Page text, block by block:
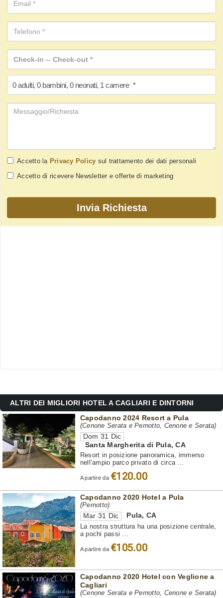
0 adulti, 0 bambini, 0 neonati, 1 camere *
Accetto la Privacy Policy sul trattamento dei dati personali
Accetto di ricevere Newsletter e offerte di marketing
ALTRI DEI MIGLIORI HOTEL A CAGLIARI E DINTORNI
Capodanno 2024 Resort a Pula
(Cenone Serata e Pernotto, Cenone e Serata)
Dom 31 Dic
Santa Margherita di Pula,CA
Resort in posizione panoramica, immerso
nell’ampio parco privato di circa ...
A partire da €120.00
Capodanno 2020 Hotel a Pula
(Pernotto)
Mar 31 Dic Pula, CA
La nostra struttura ha una posizione centrale,
a pochi passi ...
A partire da €105.00
Capodanno 2020 Hotel con Veglione a
Cagliari
(Cenone Serata e Pernotto, Cenone e Serata)